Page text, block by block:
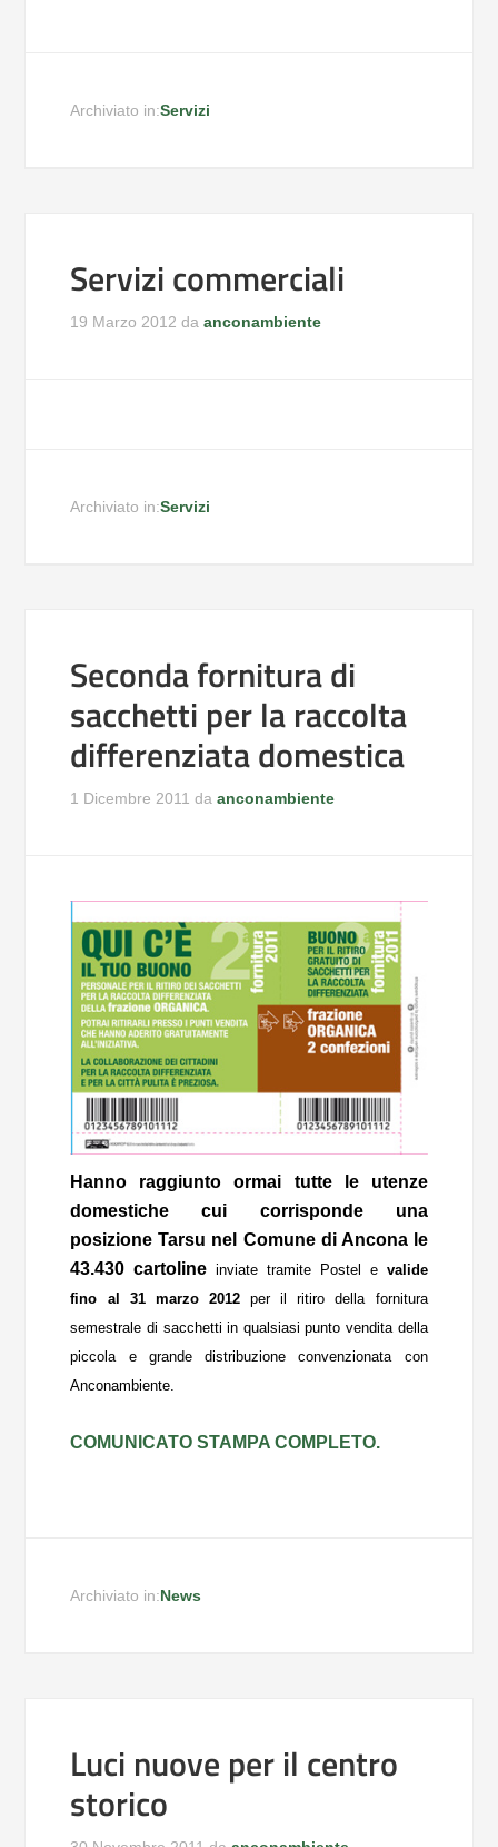
Archiviato in:Servizi
Servizi commerciali
19 Marzo 2012 daanconambiente
Archiviato in:Servizi
Seconda fornitura di
sacchetti per la raccolta
differenziata domestica
1 Dicembre 2011 daanconambiente
Hanno raggiunto ormai tutte le utenze
domestiche cui corrisponde una
posizione Tarsu nel Comune di Ancona le
43.430 cartoline inviatetramite Postel e valide
fino al 31 marzo 2012per il ritiro della fornitura
semestrale di sacchetti in qualsiasi punto vendita della
piccola e grande distribuzione convenzionata con
Anconambiente.
COMUNICATO STAMPA COMPLETO.
Archiviato in:News
Luci nuove per il centro
storico